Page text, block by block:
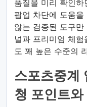
품질을 미리 확인
팝업 차단에 도움
않는 검증된 도구
널과 프리미엄 체
도 꽤 높은 수준의
스포츠중계
청 포인트와